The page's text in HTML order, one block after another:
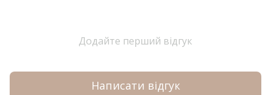
Додайте перший відгук
Написати відгук